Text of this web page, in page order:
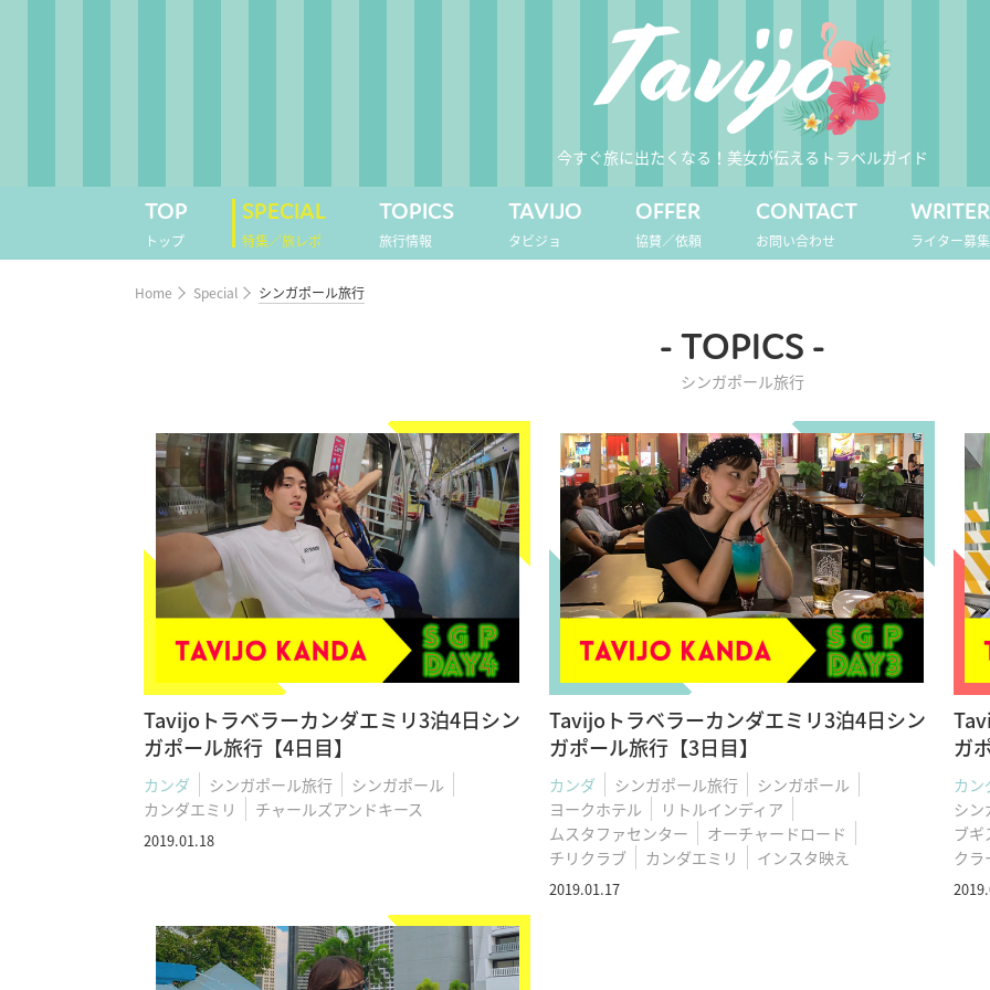
今すぐ旅に出たくなる！美女が伝えるトラベルガイド
TOP
トップ
SPECIAL
特集／旅レポ
TOPICS
旅行情報
TAVIJO
タビジョ
OFFER
協賛／依頼
CONTACT
お問い合わせ
WRITER
ライター募集
Home Special シンガポール旅行
- TOPICS -
シンガポール旅行
Tavijoトラベラーカンダエミリ3泊4日シン
ガポール旅行【4日目】
カンダ シンガポール旅行
シンガポール
カンダエミリ
チャールズアンドキース
2019.01.18
Tavijoトラベラーカンダエミリ3泊4日シン
ガポール旅行【3日目】
カンダ シンガポール旅行
シンガポール
ヨークホテル
リトルインディア
ムスタファセンター
オーチャードロード
チリクラブ
カンダエミリ インスタ映え
2019.01.17
ガ
カン
シン
ブ
クラ